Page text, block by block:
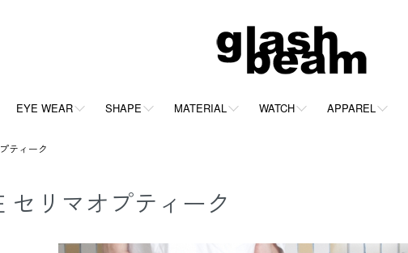
EYE WEAR SHAPE MATERIAL WATCH APPAREL
ティーク
セリマオプティーク